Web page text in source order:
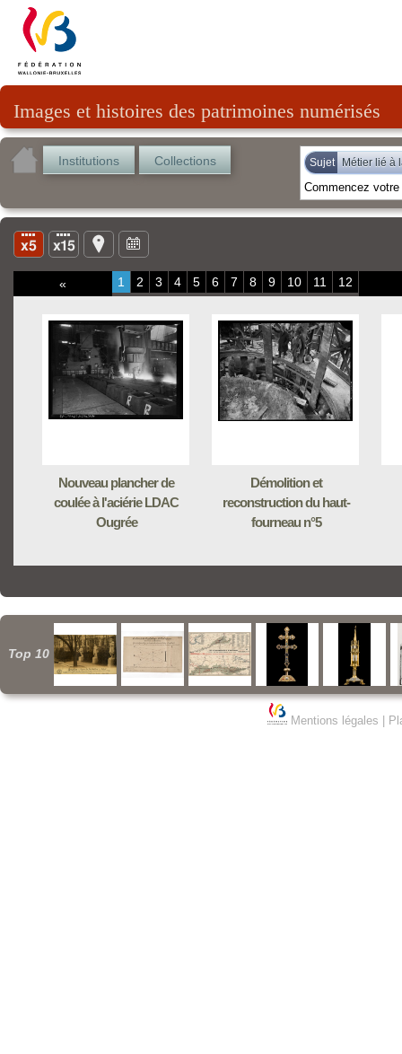
Images et histoires des patrimoines numérisés
Institutions Collections Sujet Métier lié à
« 1 2 3 4 5 6 7 8 9 10 11 12
Nouveau plancher de
coulée à l'aciérie LDAC
Ougrée
Démolition et
reconstruction du haut-
fourneau n°5
Top 10
Mentions légales